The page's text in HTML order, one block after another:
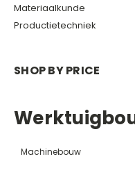
Materiaalkunde
Productietechniek
SHOP BY PRICE
Machinebouw